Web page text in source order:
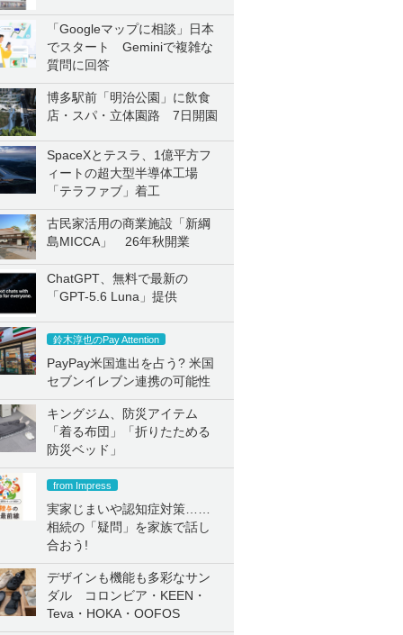
「Googleマップに相談」日本
でスタート Geminiで複雑な
質問に回答
博多駅前「明治公園」に飲食
店・スパ・立体園路 7日開園
SpaceXとテスラ、1億平方フ
ィートの超大型半導体工場
「テラファブ」着工
古民家活用の商業施設「新綱
島MICCA」 26年秋開業
ChatGPT、無料で最新の
「GPT-5.6 Luna」提供
鈴木淳也のPay Attention
PayPay米国進出を占う? 米国
セブンイレブン連携の可能性
キングジム、防災アイテム
「着る布団」「折りたためる
防災ベッド」
from Impress
実家じまいや認知症対策……
相続の「疑問」を家族で話し
合おう!
デザインも機能も多彩なサン
ダル コロンビア・KEEN・
Teva・HOKA・OOFOS